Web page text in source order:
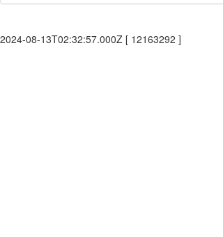
2024-08-13T02:32:57.000Z [ 12163292 ]